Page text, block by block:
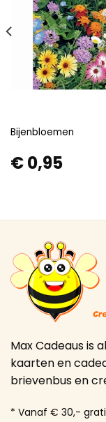
Bijenbloemen
€0,95
Max Cadeaus is
kaarten en
brievenbus en
* Vanaf € 30,-